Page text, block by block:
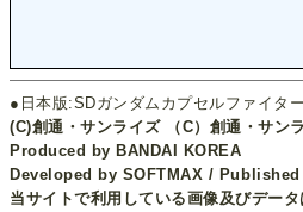
●日本版:SDガンダムカプセルファイタ
(C)創通・サンライズ （C）創通・サン
Produced by BANDAI KOREA
Developed by SOFTMAX /
当サイトで利用している画像及びデー